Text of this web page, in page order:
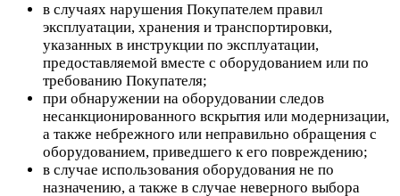
в случаях нарушения Покупателем правил
эксплуатации, хранения и транспортировки,
указанных в инструкции по эксплуатации,
предоставляемой вместе с оборудованием или по
требованию Покупателя;
при обнаружении на оборудовании следов
несанкционированного вскрытия или модернизации,
а также небрежного или неправильно обращения с
оборудованием, приведшего к его повреждению;
в случае использования оборудования не по
назначению, а также в случае неверного выбора